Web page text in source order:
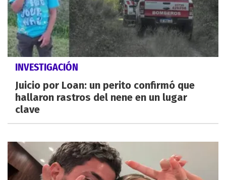
INVESTIGACIÓN
Juicio por Loan: un perito confirmó que
hallaron rastros del nene en un lugar
clave